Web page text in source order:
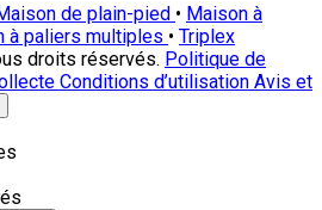
de plain-pied • Maison à
à paliers multiples • Triplex
droits réservés. Politique de
Conditions d’utilisation Avis et